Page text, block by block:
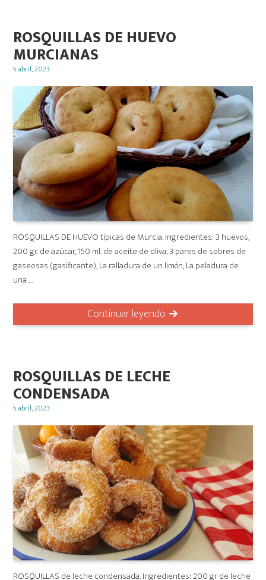
ROSQUILLAS DE HUEVO
MURCIANAS
Posted
6 abril, 2023
ROSQUILLAS DE HUEVO típicas de Murcia. Ingredientes: 3 huevos,
200 gr. de azúcar, 150 ml. de aceite de oliva, 3 pares de sobres de
gaseosas (gasificante), La ralladura de un limón, La peladura de
una …
Continuar leyendo
ROSQUILLAS DE LECHE
CONDENSADA
Posted
6 abril, 2023
ROSQUILLAS de leche condensada. Ingredientes: 200 gr de leche